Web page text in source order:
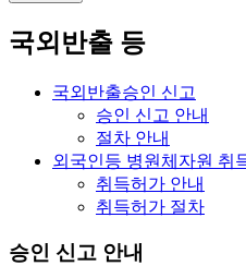
국외반출 등
국외반출승인 신고
승인 신고 안내
절차 안내
외국인등 병원체자원 취
취득허가 안내
취득허가 절차
승인 신고 안내